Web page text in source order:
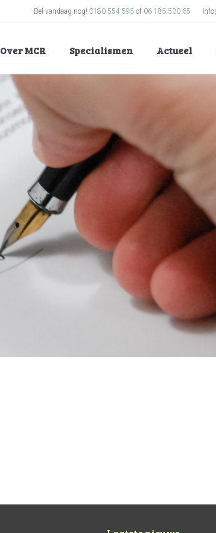
Bel vandaag nog! 0180 554 595 of 06 185 530 65
Over MCR Specialismen Actueel